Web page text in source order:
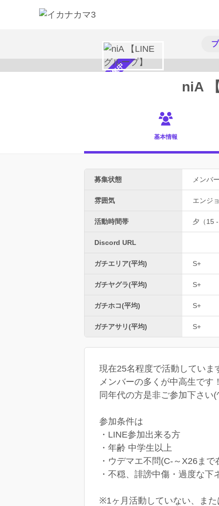
メンバー募集中 niA
基本情報
募集状態 メンバ
雰囲気 エンジ
活動時間帯 夕（15 -
Discord URL
ガチエリア(平均) S+
ガチヤグラ(平均) S+
ガチホコ(平均) S+
ガチアサリ(平均) S+
現在25名程度で活動していま
メンバーの多くが中高生です！
同年代の方是非ご参加下さい
参加条件は
・LINE参加出来る方
・年齢 中学生以上
・ウデマエ不問(C-～X26まで
・不穏、誹謗中傷・過度な
※1ヶ月活動していない、ま